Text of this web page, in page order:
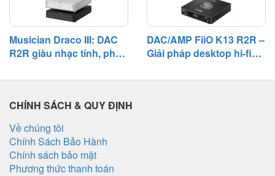
Musician Draco III: DAC
R2R giàu nhạc tính, phối
thống hi-fi
DAC/AMP FiiO K13 R2R –
Giải pháp desktop hi-fi
analog và khả năng phối
CHÍNH SÁCH & QUY ĐỊNH
Về chúng tôi
Chính Sách Bảo Hành
Chính sách bảo mật
Phương thức thanh toán